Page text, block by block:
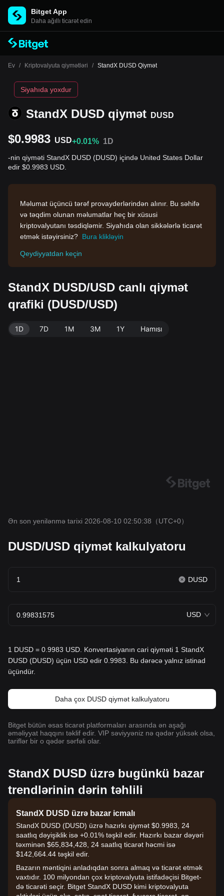
Bitget App
Daha ağıllı ticarət edin
Ev / Kriptovalyuta qiymətləri / StandX DUSD Qiymət
StandX DUSD qiymət DUSD
Siyahıda yoxdur
$0.9983 USD+0.01% 1D
-nin qiyməti StandX DUSD (DUSD) içində United States Dollar
edir $0.9983 USD.
Məlumat üçüncü tərəf provayderlərindən alınır. Bu səhifə
və təqdim olunan məlumatlar heç bir xüsusi
kriptovalyutanı təsdiqləmir. Siyahıda olan sikkələrlə ticarət
etmək istəyirsiniz? Bura klikləyin
Qeydiyyatdan keçin
StandX DUSD/USD canlı qiymət
qrafiki (DUSD/USD)
1D 7D 1M 3M 1Y Hamısı
Ən son yenilənmə tarixi 2026-08-10 02:50:38 （UTC+0）
DUSD/USD qiymət kalkulyatoru
DUSD
USD
1 DUSD = 0.9983 USD. Konvertasiyanın cari qiyməti 1 StandX
DUSD (DUSD) üçün USD edir 0.9983. Bu dərəcə yalnız istinad
üçündür.
Daha çox DUSD qiymət kalkulyatoru
Bitget bütün əsas ticarət platformaları arasında ən aşağı
əməliyyat haqqını təklif edir. VIP səviyyəniz nə qədər yüksək olsa,
tariflər bir o qədər sərfəli olar.
StandX DUSD üzrə bugünkü bazar
trendlərinin dərin təhlili
StandX DUSD üzrə bazar icmalı
StandX DUSD (DUSD) üzrə hazırkı qiymət $0.9983, 24
saatlıq dəyişiklik isə +0.01% təşkil edir. Hazırkı bazar dəyəri
təxminən $65,834,428, 24 saatlıq ticarət həcmi isə
$142,664.44 təşkil edir.
Bazarın məntiqini anladıqdan sonra almaq və ticarət etmək
vaxtıdır. 100 milyondan çox kriptovalyuta istifadəçisi Bitget-
də ticarəti seçir. Bitget StandX DUSD kimi kriptovalyuta